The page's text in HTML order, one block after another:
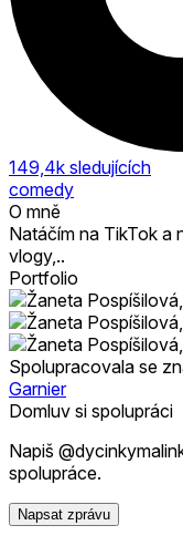
149,4k sledujících
comedy
O mně
Natáčím na TikTok a
vlogy,..
Portfolio
Spolupracovala se
Garnier
Domluv si spolupráci
Napiš
spolupráce.
Napsat zprávu